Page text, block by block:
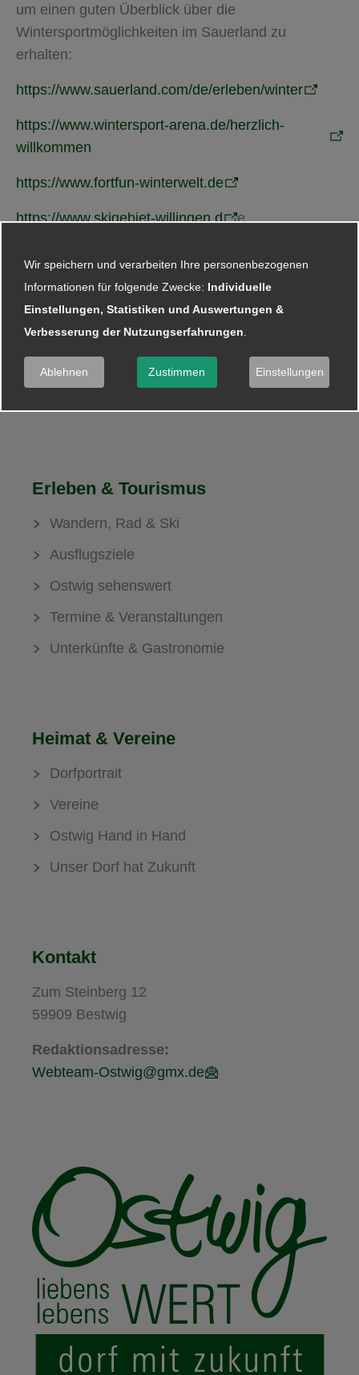
um einen guten Überblick über die
Wintersportmöglichkeiten im Sauerland zu
erhalten:
https://www.sauerland.com/de/erleben/winter
https://www.wintersport-arena.de/herzlich-
willkommen
https://www.fortfun-winterwelt.de
https://www.skigebiet-willingen.d e
News & Veranstaltungen
News
Erleben & Tourismus
Wandern, Rad & Ski
Ausflugsziele
Ostwig sehenswert
Termine & Veranstaltungen
Unterkünfte & Gastronomie
Heimat & Vereine
Dorfportrait
Vereine
Ostwig Hand in Hand
Unser Dorf hat Zukunft
Kontakt
Zum Steinberg 12
59909 Bestwig
Redaktionsadresse:
Webteam-Ostwig@gmx.de
Wir speichern und verarbeiten Ihre personenbezogenen
Informationen für folgende Zwecke: Individuelle
Einstellungen, Statistiken und Auswertungen &
Verbesserung der Nutzungserfahrungen
Ablehnen Zustimmen Einstellungen